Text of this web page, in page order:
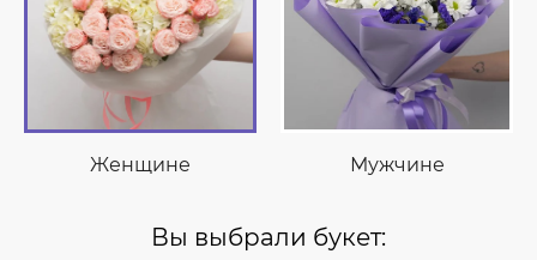
Женщине Мужчине
Вы выбрали букет: